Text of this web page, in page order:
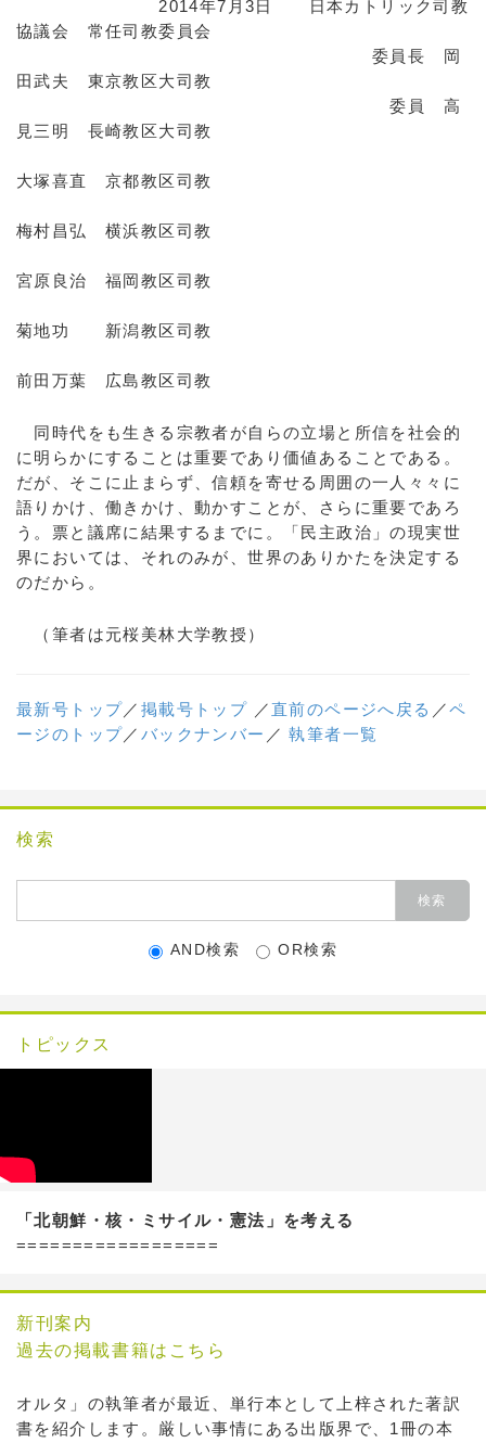
2014年7月3日 日本カトリック司教
協議会 常任司教委員会
委員長 岡
田武夫 東京教区大司教
委員 高
見三明 長崎教区大司教
大塚喜直 京都教区司教
梅村昌弘 横浜教区司教
宮原良治 福岡教区司教
菊地功 新潟教区司教
前田万葉 広島教区司教
同時代をも生きる宗教者が自らの立場と所信を社会的
に明らかにすることは重要であり価値あることである。
だが、そこに止まらず、信頼を寄せる周囲の一人々々に
語りかけ、働きかけ、動かすことが、さらに重要であろ
う。票と議席に結果するまでに。「民主政治」の現実世
界においては、それのみが、世界のありかたを決定する
のだから。
（筆者は元桜美林大学教授）
最新号トップ／ 掲載号トップ ／直前のページへ戻る ／ペ
ージのトップ／ バックナンバー ／執筆者一覧
検索
AND検索 OR検索
トピックス
「北朝鮮・核・ミサイル・憲法」を考える
==================
新刊案内
過去の掲載書籍はこちら
オルタ」の執筆者が最近、単行本として上梓された著訳
書を紹介します。厳しい事情にある出版界で、1冊の本